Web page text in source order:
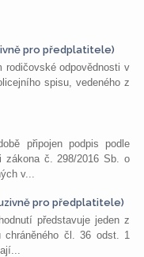
pro předplatitele)
rodičovské odpovědnosti v
spisu, vedeného z
připojen podpis podle
zákona č. 298/2016 Sb. o
v...
pro předplatitele)
představuje jeden z
chráněného čl. 36 odst. 1